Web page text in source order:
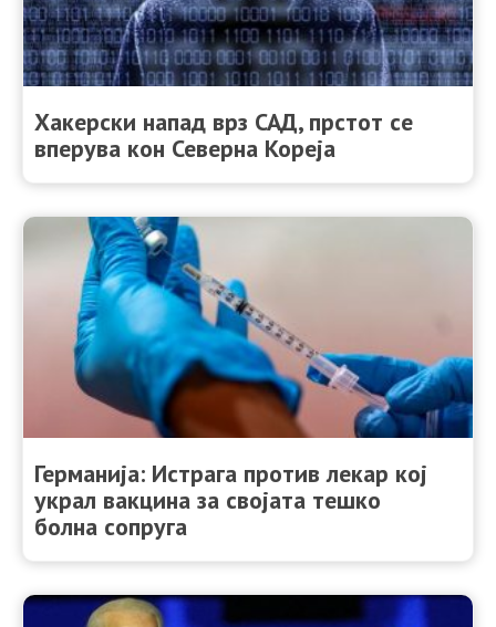
Хакерски напад врз САД, прстот се
вперува кон Северна Кореја
Германија: Истрага против лекар кој
украл вакцина за својата тешко
болна сопруга